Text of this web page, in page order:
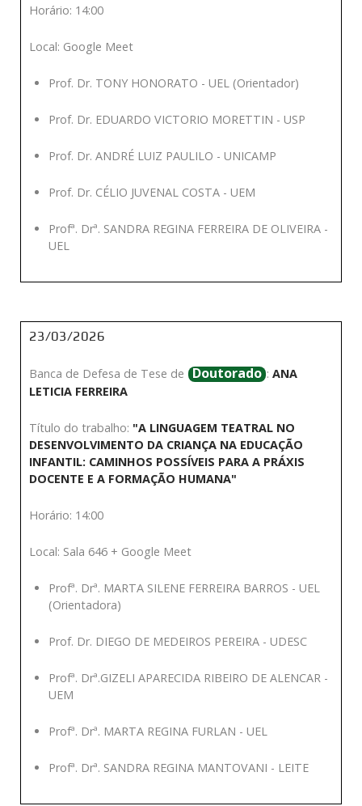
Horário: 14:00
Local: Google Meet
Prof. Dr. TONY HONORATO - UEL (Orientador)
Prof. Dr. EDUARDO VICTORIO MORETTIN - USP
Prof. Dr. ANDRÉ LUIZ PAULILO - UNICAMP
Prof. Dr. CÉLIO JUVENAL COSTA - UEM
Profª. Drª. SANDRA REGINA FERREIRA DE OLIVEIRA -
UEL
23/03/2026
Banca de Defesa de Tese de Doutorado : ANA
LETICIA FERREIRA
Título do trabalho: "A LINGUAGEM TEATRAL NO
DESENVOLVIMENTO DA CRIANÇA NA EDUCAÇÃO
INFANTIL: CAMINHOS POSSÍVEIS PARA A PRÁXIS
DOCENTE E A FORMAÇÃO HUMANA"
Horário: 14:00
Local: Sala 646 + Google Meet
Profª. Drª. MARTA SILENE FERREIRA BARROS - UEL
(Orientadora)
Prof. Dr. DIEGO DE MEDEIROS PEREIRA - UDESC
Profª. Drª.GIZELI APARECIDA RIBEIRO DE ALENCAR -
UEM
Profª. Drª. MARTA REGINA FURLAN - UEL
Profª. Drª. SANDRA REGINA MANTOVANI - LEITE